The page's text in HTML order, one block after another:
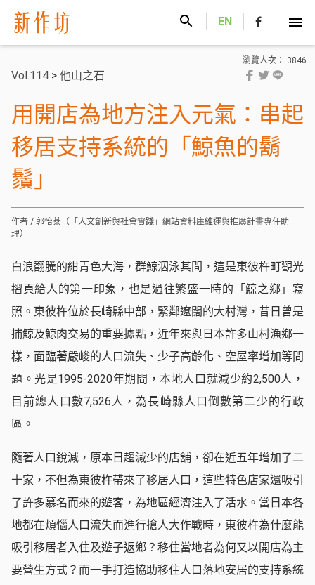
EN
瀏覽人次： 3846
Vol.114 > 他山之石
用開店為地方注入元氣：串起
移居支持系統的「鯨魚的鬍
鬚」
作者 / 郭怡棻（「人文創新與社會實踐」網站資料庫維運與推廣計畫專任助
理）
白浪翻騰的紺青色大海，群鯨泅泳其間，這是東彼杵町觀光
摺頁給人的第一印象，也是過往繁盛一時的「鯨之鄉」寫
照。東彼杵位於長崎縣中部，緊鄰遼闊的大村灣，昔日曾是
捕鯨及鯨肉交易的重要據點，近年來與日本許多山村漁鄉一
樣，面臨著嚴峻的人口流失、少子高齡化、空屋率增加等問
題。光是1995-2020年期間，本地人口就減少約2,500人，
目前總人口數7,526人，為長崎縣人口倒數第二少的行政
區。
隨著人口銳減，原本日趨減少的店舖，卻在近五年增加了二
十家，不但為東彼杵帶來了移居人口，這些特色店家還吸引
了許多慕名而來的遊客，為地區經濟注入了活水。當日本各
地都在煩惱人口流失而進行搶人大作戰時，東彼杵為什麼能
吸引移居者入住及遊子返鄉？移住當地者為何又以開店為主
要營生方式？而一手打造協助移住人口落地安居的支持系統